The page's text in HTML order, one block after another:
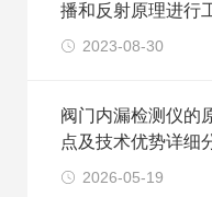
播和反射原理进行
2023-08-30
阀门内漏检测仪的
点及技术优势详细
2026-05-19